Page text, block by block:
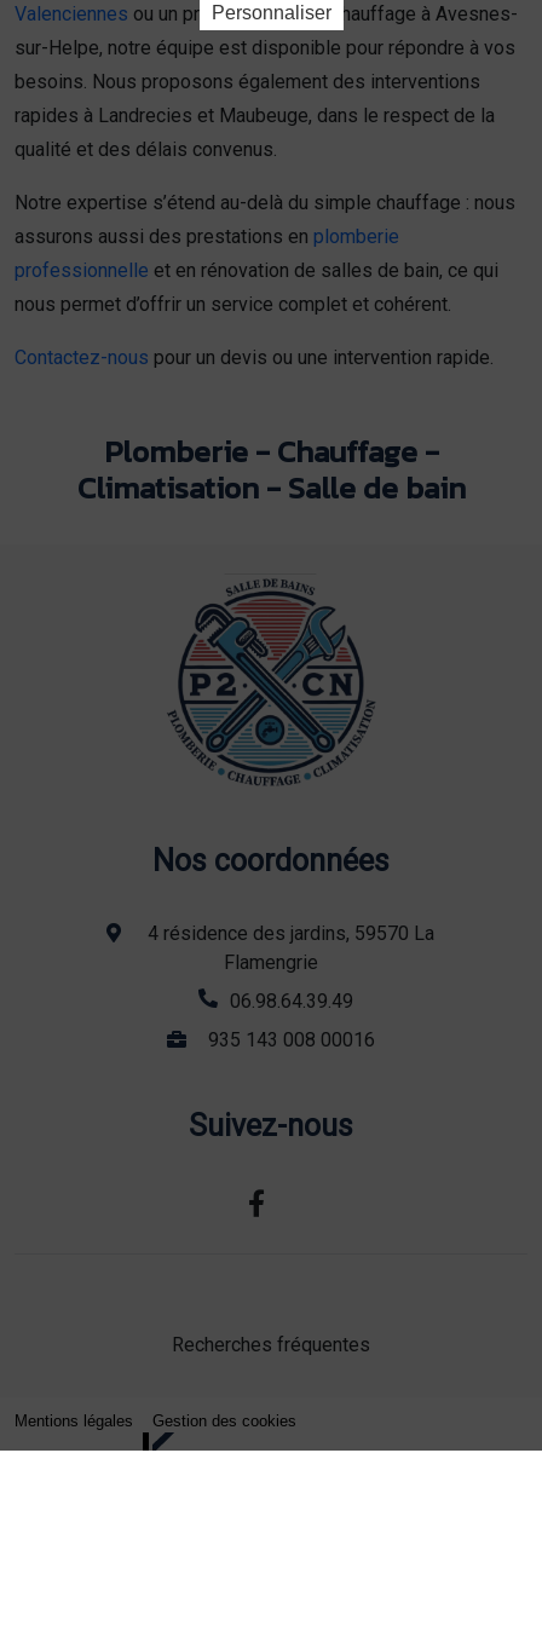
Valenciennes ou un professionnel du chauffage à Avesnes-
sur-Helpe, notre équipe est disponible pour répondre à vos
besoins. Nous proposons également des interventions
rapides à Landrecies et Maubeuge, dans le respect de la
qualité et des délais convenus.
Notre expertise s’étend au-delà du simple chauffage : nous
assurons aussi des prestations en plomberie
professionnelle et en rénovation de salles de bain, ce qui
nous permet d’offrir un service complet et cohérent.
Contactez-nous pour un devis ou une intervention rapide.
Plomberie - Chauffage -
Climatisation - Salle de bain
Nos coordonnées
4 résidence des jardins, 59570 La
Flamengrie
06.98.64.39.49
935 143 008 00016
Suivez-nous
Recherches fréquentes
Mentions légales Gestion des cookies
Personnaliser